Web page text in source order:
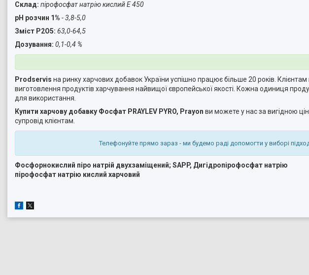
Склад: пірофосфат натрію кислий Е 450
рН розчин 1% - 3,8-5,0
Зміст P2O5: 63,0-64,5
Дозування: 0,1-0,4 %
Prodservis на ринку харчових добавок України успішно працює більше 20 років.
виготовлення продуктів харчування найвищої європейської якості. Кожна одиниця
для використання.
Купити харчову добавку Фосфат PRAYLEV PYRO, Prayon ви можете у нас за вигідною
супровід клієнтам.
Телефонуйте прямо зараз - ми будемо раді допомогти у виборі
Фосфорнокислий піро натрій двухзаміщений; SAPP, Дигідропірофосфат натрію
пірофосфат натрію кислий харчовий